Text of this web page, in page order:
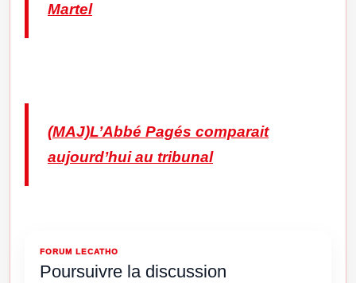
Martel
(MAJ)L’Abbé Pagés comparait
aujourd’hui au tribunal
FORUM LECATHO
Poursuivre la discussion